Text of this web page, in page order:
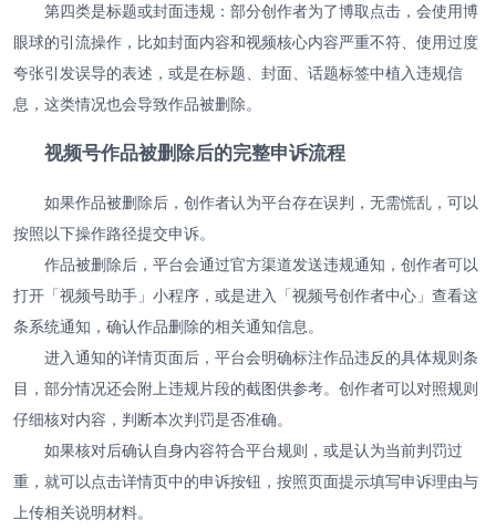
第四类是标题或封面违规：部分创作者为了博取点击，会使用博
眼球的引流操作，比如封面内容和视频核心内容严重不符、使用过度
夸张引发误导的表述，或是在标题、封面、话题标签中植入违规信
息，这类情况也会导致作品被删除。
视频号作品被删除后的完整申诉流程
如果作品被删除后，创作者认为平台存在误判，无需慌乱，可以
按照以下操作路径提交申诉。
作品被删除后，平台会通过官方渠道发送违规通知，创作者可以
打开「视频号助手」小程序，或是进入「视频号创作者中心」查看这
条系统通知，确认作品删除的相关通知信息。
进入通知的详情页面后，平台会明确标注作品违反的具体规则条
目，部分情况还会附上违规片段的截图供参考。创作者可以对照规则
仔细核对内容，判断本次判罚是否准确。
如果核对后确认自身内容符合平台规则，或是认为当前判罚过
重，就可以点击详情页中的申诉按钮，按照页面提示填写申诉理由与
上传相关说明材料。